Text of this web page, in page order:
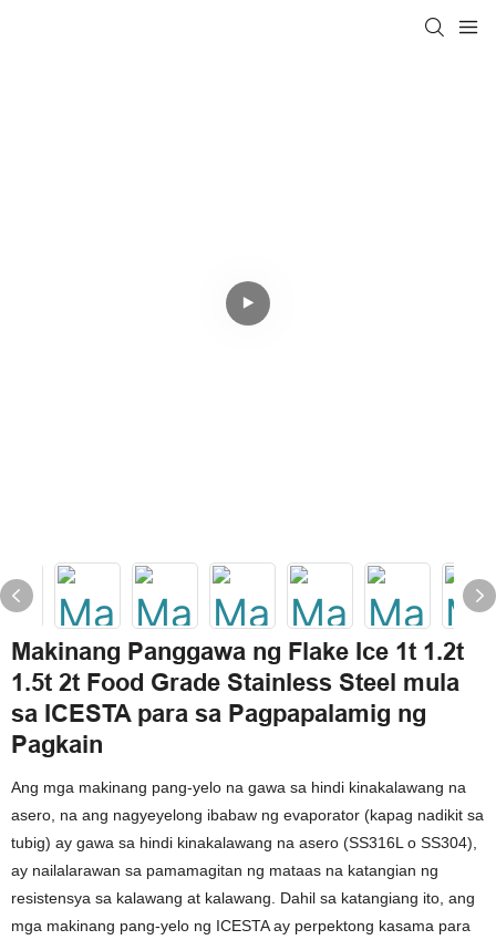
Makinang Panggawa ng Flake Ice 1t 1.2t
1.5t 2t Food Grade Stainless Steel mula
sa ICESTA para sa Pagpapalamig ng
Pagkain
Ang mga makinang pang-yelo na gawa sa hindi kinakalawang na
asero, na ang nagyeyelong ibabaw ng evaporator (kapag nadikit sa
tubig) ay gawa sa hindi kinakalawang na asero (SS316L o SS304),
ay nailalarawan sa pamamagitan ng mataas na katangian ng
resistensya sa kalawang at kalawang. Dahil sa katangiang ito, ang
mga makinang pang-yelo ng ICESTA ay perpektong kasama para